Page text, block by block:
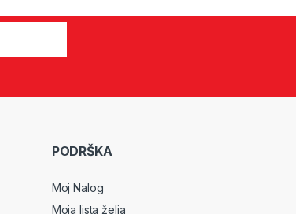
PODRŠKA
Moj Nalog
Moja lista želja